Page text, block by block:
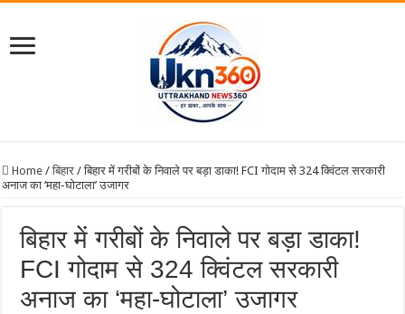
Home / बिहार / बिहार में गरीबों के निवाले पर बड़ा डाका! FCI गोदाम से 324 क्विंटल सरकारी
अनाज का ‘महा-घोटाला’ उजागर
बिहार में गरीबों के निवाले पर बड़ा डाका!
FCI गोदाम से 324 क्विंटल सरकारी
अनाज का ‘महा-घोटाला’ उजागर